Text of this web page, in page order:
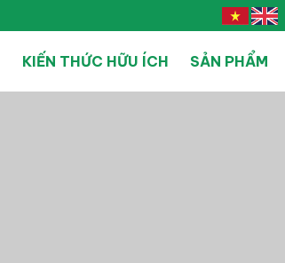
KIẾN THỨC HỮU ÍCH SẢN PHẨM